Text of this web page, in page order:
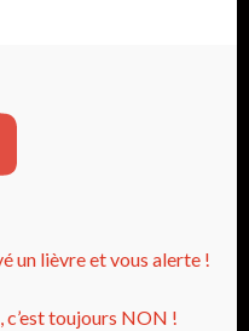
un lièvre et vous alerte !
c’est toujours NON !